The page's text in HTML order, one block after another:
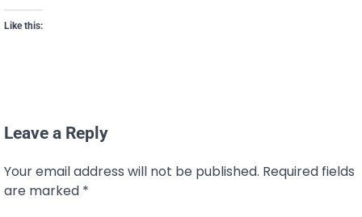
Like this:
Leave a Reply
Your email address will not be published. Required fields
are marked *